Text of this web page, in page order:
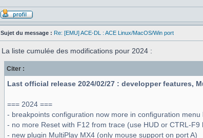
Sujet du message : Re: [EMU] ACE-DL : ACE Linux/MacOS/Win port
La liste cumulée des modifications pour 2024 :
Citer :
Last official release 2024/02/27 : developper features,
=== 2024 ===
- breakpoints configuration now more in configuration
- no more Reset with F12 from trace (use HUD or CTRL-F9
- new plugin MultiPlay MX4 (only mouse support on port A)